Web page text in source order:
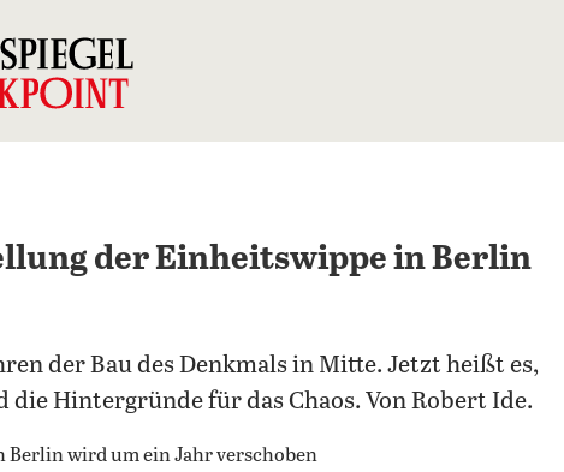
der Einheitswippe in Berlin
der Bau des Denkmals in Mitte. Jetzt heißt es,
Hintergründe für das Chaos. Von Robert Ide.